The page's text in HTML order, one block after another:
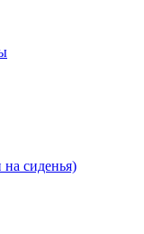
сиденья)